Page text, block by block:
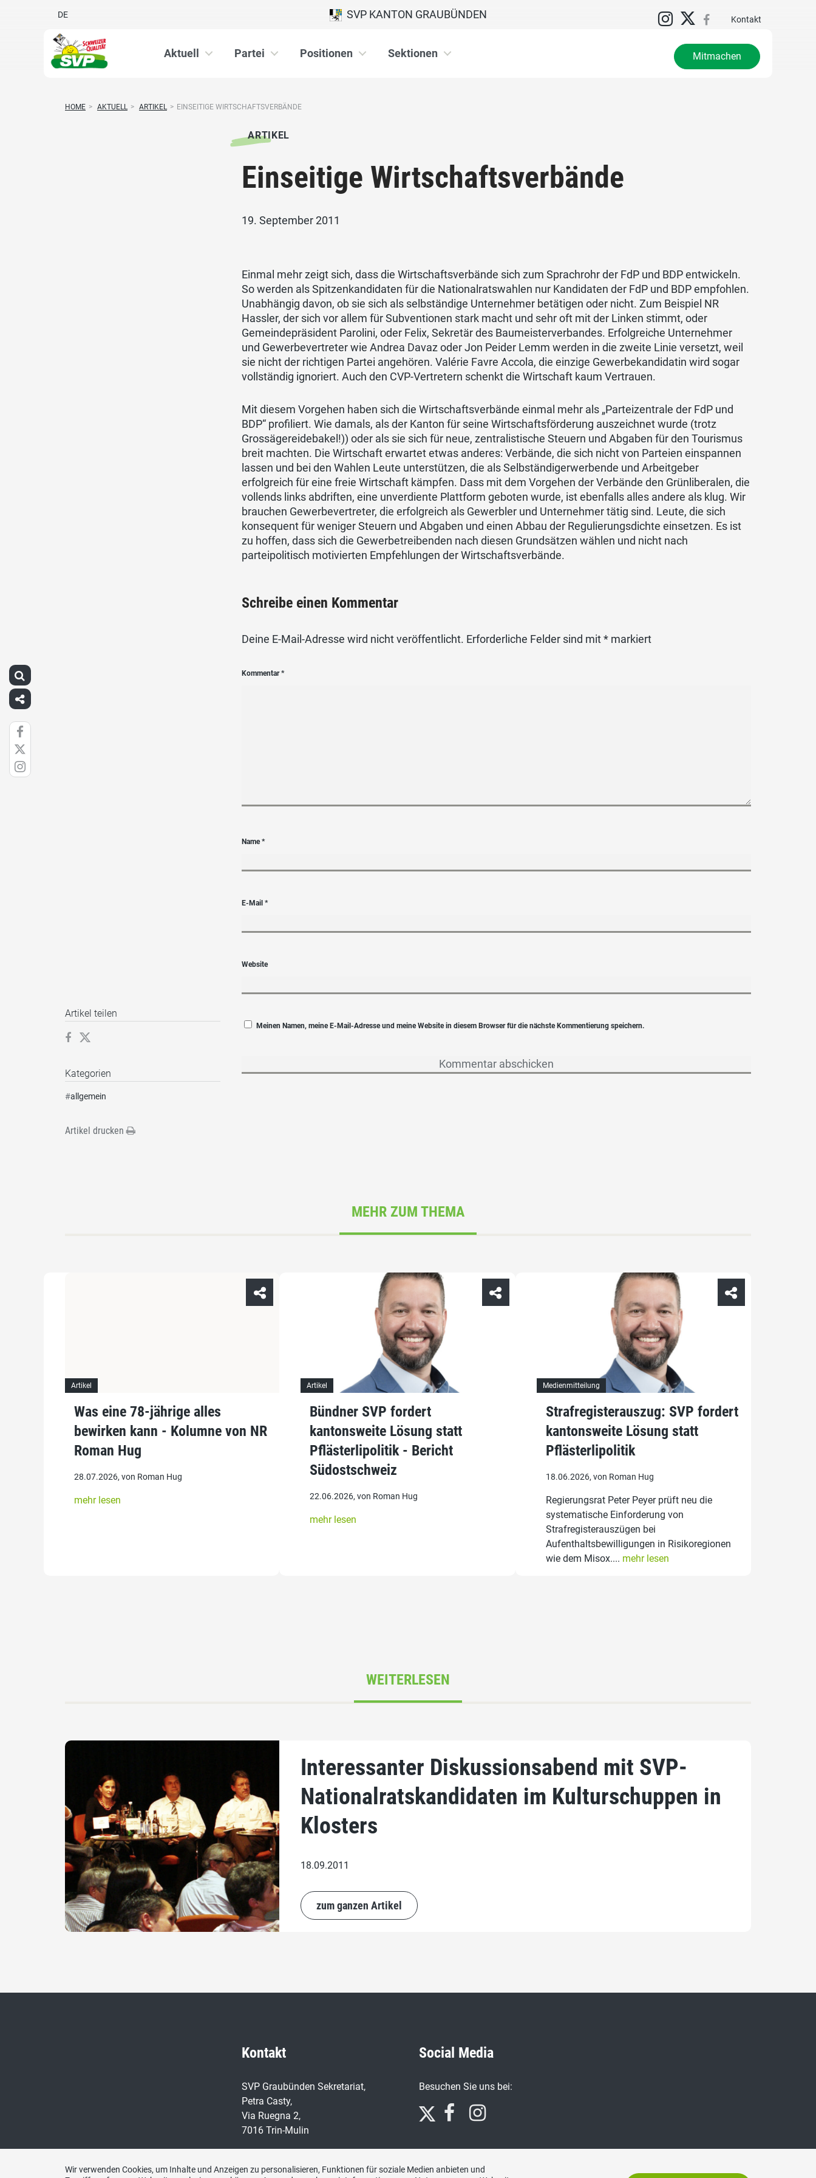
DE Kontakt
SVP KANTON GRAUBÜNDEN
Aktuell Partei Positionen Sektionen Mitmachen
HOME > AKTUELL > ARTIKEL > EINSEITIGE WIRTSCHAFTSVERBÄNDE
ARTIKEL
Einseitige Wirtschaftsverbände
19. September 2011
Einmal mehr zeigt sich, dass die Wirtschaftsverbände sich zum Sprachrohr der FdP und BDP entwickeln.
So werden als Spitzenkandidaten für die Nationalratswahlen nur Kandidaten der FdP und BDP empfohlen.
Unabhängig davon, ob sie sich als selbständige Unternehmer betätigen oder nicht. Zum Beispiel NR
Hassler, der sich vor allem für Subventionen stark macht und sehr oft mit der Linken stimmt, oder
Gemeindepräsident Parolini, oder Felix, Sekretär des Baumeisterverbandes. Erfolgreiche Unternehmer
und Gewerbevertreter wie Andrea Davaz oder Jon Peider Lemm werden in die zweite Linie versetzt, weil
sie nicht der richtigen Partei angehören. Valérie Favre Accola, die einzige Gewerbekandidatin wird sogar
vollständig ignoriert. Auch den CVP-Vertretern schenkt die Wirtschaft kaum Vertrauen.
Mit diesem Vorgehen haben sich die Wirtschaftsverbände einmal mehr als „Parteizentrale der FdP und
BDP“ profiliert. Wie damals, als der Kanton für seine Wirtschaftsförderung auszeichnet wurde (trotz
Grossägereidebakel!)) oder als sie sich für neue, zentralistische Steuern und Abgaben für den Tourismus
breit machten. Die Wirtschaft erwartet etwas anderes: Verbände, die sich nicht von Parteien einspannen
lassen und bei den Wahlen Leute unterstützen, die als Selbständigerwerbende und Arbeitgeber
erfolgreich für eine freie Wirtschaft kämpfen. Dass mit dem Vorgehen der Verbände den Grünliberalen, die
vollends links abdriften, eine unverdiente Plattform geboten wurde, ist ebenfalls alles andere als klug. Wir
brauchen Gewerbevertreter, die erfolgreich als Gewerbler und Unternehmer tätig sind. Leute, die sich
konsequent für weniger Steuern und Abgaben und einen Abbau der Regulierungsdichte einsetzen. Es ist
zu hoffen, dass sich die Gewerbetreibenden nach diesen Grundsätzen wählen und nicht nach
parteipolitisch motivierten Empfehlungen der Wirtschaftsverbände.
Schreibe einen Kommentar
Deine E-Mail-Adresse wird nicht veröffentlicht. Erforderliche Felder sind mit* markiert
Kommentar*
Name*
E-Mail*
Website
Meinen Namen, meine E-Mail-Adresse und meine Website in diesem Browser für die nächste Kommentierung speichern.
Artikel teilen
Kategorien
#allgemein
Artikel drucken
MEHR ZUM THEMA
Artikel
Was eine 78-jährige alles
bewirken kann - Kolumne von NR
Roman Hug
28.07.2026, von Roman Hug
mehr lesen
Artikel
Bündner SVP fordert
kantonsweite Lösung statt
Pflästerlipolitik - Bericht
Südostschweiz
22.06.2026, von Roman Hug
mehr lesen
Medienmitteilung
Strafregisterauszug: SVP fordert
kantonsweite Lösung statt
Pflästerlipolitik
18.06.2026, von Roman Hug
Regierungsrat Peter Peyer prüft neu die
systematische Einforderung von
Strafregisterauszügen bei
Aufenthaltsbewilligungen in Risikoregionen
wie dem Misox.... mehr lesen
WEITERLESEN
Interessanter Diskussionsabend mit SVP-
Nationalratskandidaten im Kulturschuppen in
Klosters
18.09.2011
zum ganzen Artikel
Kontakt
SVP Graubünden Sekretariat,
Petra Casty,
Via Ruegna 2,
7016 Trin-Mulin
076 247 91 66
Social Media
Besuchen Sie uns bei:
Wir verwenden Cookies, um Inhalte und Anzeigen zu personalisieren, Funktionen für soziale Medien anbieten und